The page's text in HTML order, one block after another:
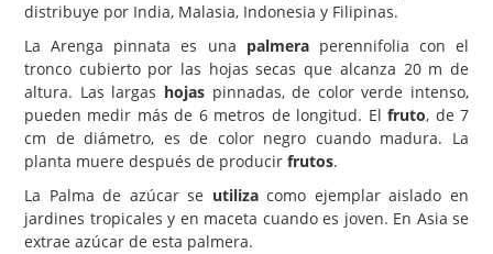
Flores y Plantas
Árboles y Palmeras
Arbustos y Trepadoras
Cactus y Suculentas
distribuye por India, Malasia, Indonesia y Filipinas.
La Arenga pinnata es una palmeraperennifolia con el
tronco cubierto por las hojas secas que alcanza 20 m de
altura. Las largas hojaspinnadas, de color verde intenso,
pueden medir más de 6 metros de longitud. Elfruto, de 7
cm de diámetro, es de color negro cuando madura. La
planta muere después de producir frutos.
La Palma de azúcar se utilizacomo ejemplar aislado en
jardines tropicales y en maceta cuando es joven. En Asia se
extrae azúcar de esta palmera.